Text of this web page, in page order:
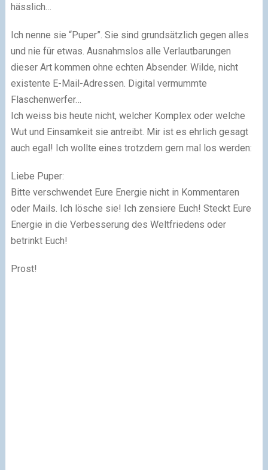
hässlich…
Ich nenne sie “Puper”. Sie sind grundsätzlich gegen alles
und nie füretwas. Ausnahmslos alle Verlautbarungen
dieser Art kommen ohne echten Absender. Wilde, nicht
existente E-Mail-Adressen. Digital vermummte
Flaschenwerfer…
Ich weiss bis heute nicht, welcher Komplex oder welche
Wut und Einsamkeit sie antreibt. Mir ist es ehrlich gesagt
auch egal! Ich wollte eines trotzdem gern mal los werden:
Liebe Puper:
Bitte verschwendet Eure Energie nicht in Kommentaren
oder Mails. Ich lösche sie! Ich zensiere Euch! Steckt Eure
Energie in die Verbesserung des Weltfriedens oder
betrinkt Euch!
Prost!